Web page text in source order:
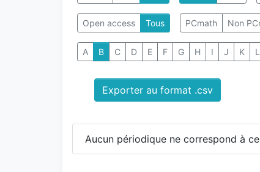
Open access Tous PCmath Non
A B C D E F G H I J K L
Exporter au format .csv
Aucun périodique ne correspond à